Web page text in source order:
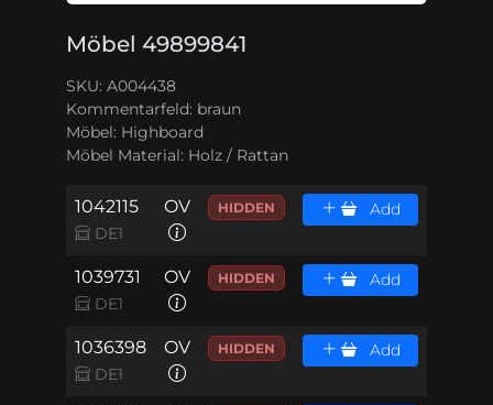
Möbel 49899841
SKU: A004438
Kommentarfeld: braun
Möbel: Highboard
Möbel Material: Holz / Rattan
1042115
DE1
OV HIDDEN Add
1039731
DE1
OV HIDDEN Add
1036398
DE1
OV HIDDEN Add